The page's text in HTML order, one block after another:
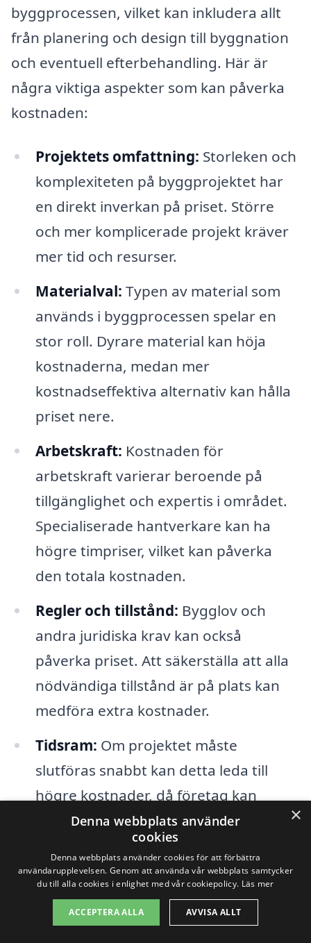
byggprocessen, vilket kan inkludera allt
från planering och design till byggnation
och eventuell efterbehandling. Här är
några viktiga aspekter som kan påverka
kostnaden:
Projektets omfattning: Storleken och
komplexiteten på byggprojektet har
en direkt inverkan på priset. Större
och mer komplicerade projekt kräver
mer tid och resurser.
Materialval: Typen av material som
används i byggprocessen spelar en
stor roll. Dyrare material kan höja
kostnaderna, medan mer
kostnadseffektiva alternativ kan hålla
priset nere.
Arbetskraft: Kostnaden för
arbetskraft varierar beroende på
tillgänglighet och expertis i området.
Specialiserade hantverkare kan ha
högre timpriser, vilket kan påverka
den totala kostnaden.
Regler och tillstånd: Bygglov och
andra juridiska krav kan också
påverka priset. Att säkerställa att alla
nödvändiga tillstånd är på plats kan
medföra extra kostnader.
Tidsram: Om projektet måste
slutföras snabbt kan detta leda till
högre kostnader, då företag kan
behöva öka arbetstiden eller anlita
mer arbetskraft.
För att få en rättvisande och
konkurrenskraftig offert på
×
Denna webbplats använder
cookies
Denna webbplats använder cookies för att förbättra
användarupplevelsen. Genom att använda vår webbplats samtycker
du till alla cookies i enlighet med vår cookiepolicy. Läs mer
ACCEPTERA ALLA AVVISA ALLT